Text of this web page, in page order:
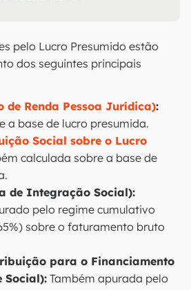
pelo Lucro Presumido estão
dos seguintes principais
de Renda Pessoa Jurídica):
a base de lucro presumida.
Social sobre o Lucro
calculada sobre a base de
de Integração Social):
pelo regime cumulativo
sobre o faturamento bruto
para o Financiamento
Social): Também apurada pelo